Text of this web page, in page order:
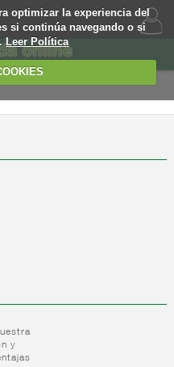
optimizar la experiencia del
si continúa navegando o si
Leer Política
y